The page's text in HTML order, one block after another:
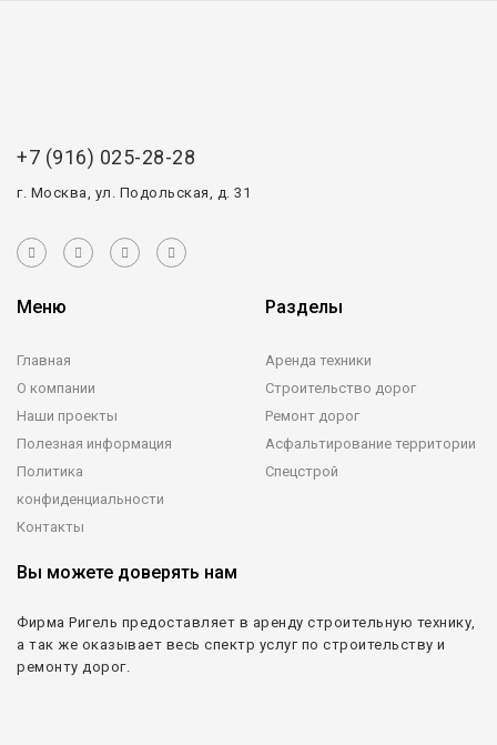
+7 (916) 025-28-28
г. Москва, ул. Подольская, д. 31
Меню
Главная
О компании
Наши проекты
Полезная информация
Политика
конфиденциальности
Контакты
Разделы
Аренда техники
Строительство дорог
Ремонт дорог
Асфальтирование территории
Спецстрой
Вы можете доверять нам
Фирма Ригель предоставляет в аренду строительную технику,
а так же оказывает весь спектр услуг по строительству и
ремонту дорог.